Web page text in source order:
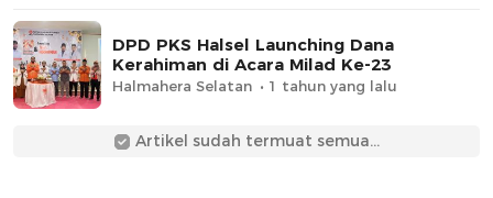
DPD PKS Halsel Launching Dana
Kerahiman di Acara Milad Ke-23
Halmahera Selatan 1 tahun yang lalu
Artikel sudah termuat semua...